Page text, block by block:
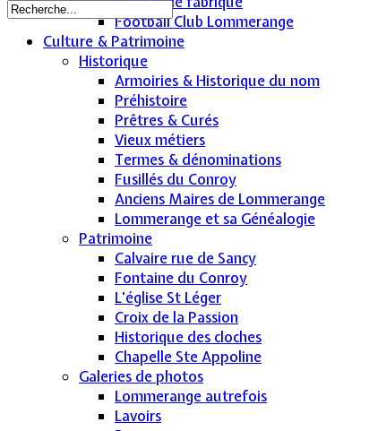
Football Club Lommerange
Culture & Patrimoine
Historique
Armoiries & Historique du nom
Préhistoire
Prêtres & Curés
Vieux métiers
Termes & dénominations
Fusillés du Conroy
Anciens Maires de Lommerange
Lommerange et sa Généalogie
Patrimoine
Calvaire rue de Sancy
Fontaine du Conroy
L'église St Léger
Croix de la Passion
Historique des cloches
Chapelle Ste Appoline
Galeries de photos
Lommerange autrefois
Lavoirs